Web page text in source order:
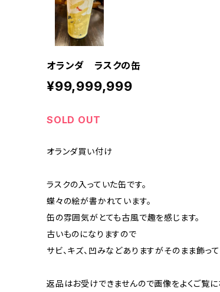
オランダ ラスクの缶
¥99,999,999
SOLD OUT
オランダ買い付け
ラスクの入っていた缶です。
蝶々の絵が書かれています。
缶の雰囲気がとても古風で趣を感じます。
古いものになりますので
サビ、キズ、凹みなどありますがそのまま飾っ
返品はお受けできませんので画像をよくご覧